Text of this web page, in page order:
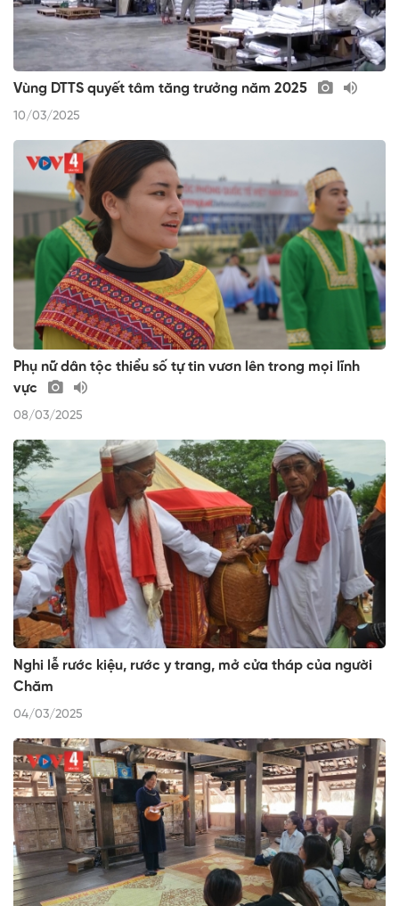
Vùng DTTS quyết tâm tăng trưởng năm 2025
10/03/2025
Phụ nữ dân tộc thiểu số tự tin vươn lên trong mọi lĩnh
vực
08/03/2025
Nghi lễ rước kiệu, rước y trang, mở cửa tháp của người
Chăm
04/03/2025